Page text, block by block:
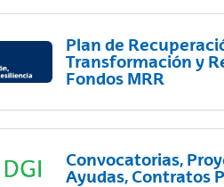
Plan de
Transformación y
Fondos MRR
Convocatorias,
Ayudas, Contratos